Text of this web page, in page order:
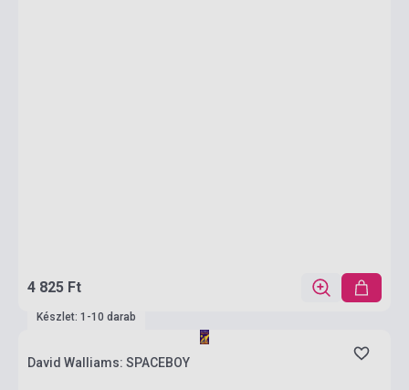
4 825 Ft
Készlet: 1-10 darab
David Walliams: SPACEBOY